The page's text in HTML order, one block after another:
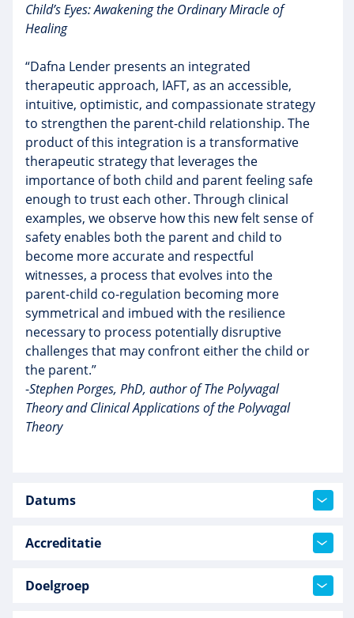
Child’s Eyes: Awakening the Ordinary Miracle of
Healing
“Dafna Lender presents an integrated
therapeutic approach, IAFT, as an accessible,
intuitive, optimistic, and compassionate strategy
to strengthen the parent-child relationship. The
product of this integration is a transformative
therapeutic strategy that leverages the
importance of both child and parent feeling safe
enough to trust each other. Through clinical
examples, we observe how this new felt sense of
safety enables both the parent and child to
become more accurate and respectful
witnesses, a process that evolves into the
parent-child co-regulation becoming more
symmetrical and imbued with the resilience
necessary to process potentially disruptive
challenges that may confront either the child or
the parent.”
-Stephen Porges, PhD, author of The Polyvagal
Theory and Clinical Applications of the Polyvagal
Theory
Datums
Accreditatie
Doelgroep